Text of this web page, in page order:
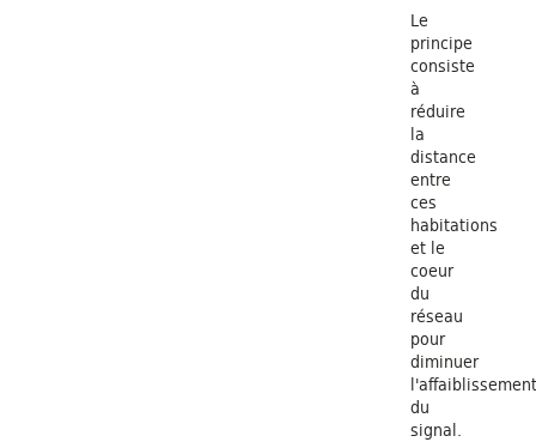
Le
principe
consiste
à
réduire
la
distance
entre
ces
habitations
et le
coeur
du
réseau
pour
diminuer
l'affaiblissement
du
signal.